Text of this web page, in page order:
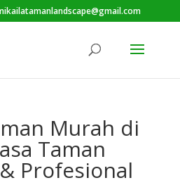
Murah di
Taman
Profesional